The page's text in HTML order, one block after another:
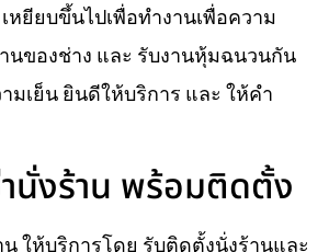
หยียบขึ้นไปเพื่อทำงานเพื่อความ
นของช่าง และ รับงานหุ้มฉนวนกัน
มเย็น ยินดีให้บริการ และ ให้คำ
านั่งร้าน พร้อมติดตั้ง
น ให้บริการโดย รับติดตั้งนั่งร้านและ